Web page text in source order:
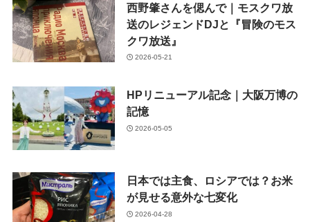
西野肇さんを偲んで｜モスクワ放
送のレジェンドDJと『冒険のモス
クワ放送』
2026-05-21
HPリニューアル記念｜大阪万博の
記憶
2026-05-05
日本では主食、ロシアでは？お米
が見せる意外な七変化
2026-04-28